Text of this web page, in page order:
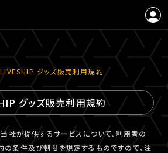
LIVESHIP グッズ販売利⽤規約
グッズ販売利⽤規約
社が提供するサービスについて、利用者の
条件及び制限を規定するものですので、注